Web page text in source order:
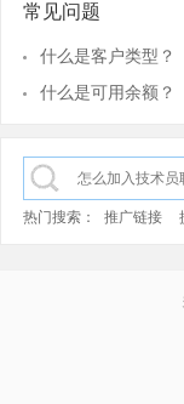
常见问题
什么是客户类型？
什么是可用余额？
热门搜索： 推广链接